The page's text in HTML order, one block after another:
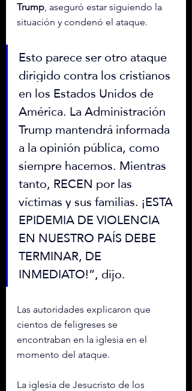
Trump , aseguró estar siguiendo la
situación y condenó el ataque.
Esto parece ser otro ataque
dirigido contra los cristianos
en los Estados Unidos de
América. La Administración
Trump mantendrá informada
a la opinión pública, como
siempre hacemos. Mientras
tanto, RECEN por las
víctimas y sus familias. ¡ESTA
EPIDEMIA DE VIOLENCIA
EN NUESTRO PAÍS DEBE
TERMINAR, DE
INMEDIATO!”, dijo.
Las autoridades explicaron que
cientos de feligreses se
encontraban en la iglesia en el
momento del ataque.
La iglesia de Jesucristo de los